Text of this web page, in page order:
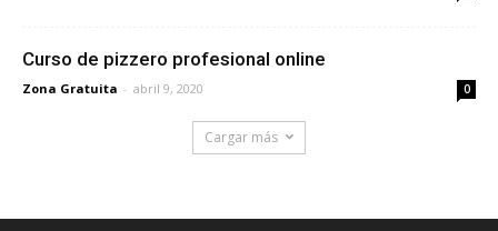
Curso de pizzero profesional online
Zona Gratuita - abril 9, 2020 0
Cargar más